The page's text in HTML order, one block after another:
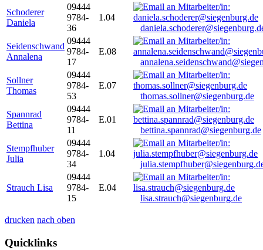
Schoderer
Daniela
09444
9784-
36
1.04
Seidenschwand
Annalena
09444
9784-
17
E.08
Sollner
Thomas
09444
9784-
53
E.07
thomas.sollner@siegenburg.de
Spannrad
Bettina
09444
9784-
11
E.01
bettina.spannrad@siegenburg.de
Stempfhuber
Julia
09444
9784-
34
1.04
Strauch Lisa
09444
9784-
15
E.04
lisa.strauch@siegenburg.de
drucken nach oben
Quicklinks